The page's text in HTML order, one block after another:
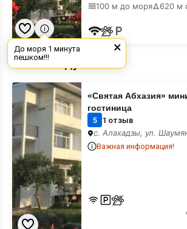
100 м до моря
620 м
Рекомендуемые
«Святая
Абхазия»
мини-
гостиница
«Святая Абхазия»
гостиница
5 1 отзыв
с. Алахадзы, ул.
Важная информация!
×
До моря 1 минута
пешком!!!